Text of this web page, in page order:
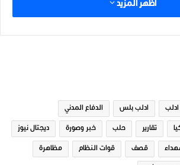
اظهر المزيد
ادلب ادلب بلس الدفاع المدني
تقارير حلب خبر وصورة ديجتال نيوز
قصف قوات النظام مظاهرة